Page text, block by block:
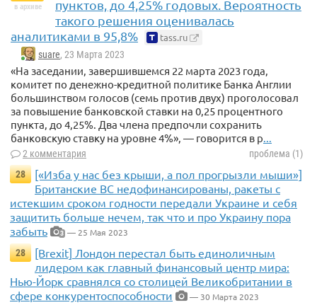
в архиве
пунктов, до 4,25% годовых. Вероятность
такого решения оценивалась
аналитиками в 95,8%
tass.ru
suare, 23 Марта 2023
«На заседании, завершившемся 22 марта 2023 года,
комитет по денежно-кредитной политике Банка Англии
большинством голосов (семь против двух) проголосовал
за повышение банковской ставки на 0,25 процентного
пункта, до 4,25%. Два члена предпочли сохранить
банковскую ставку на уровне 4%», — говорится в р...
2 комментария
проблема (1)
28
[«Изба у нас без крыши, а пол прогрызли мыши»]
Британские ВС недофинансированы, ракеты с
истекшим сроком годности передали Украине и себя
защитить больше нечем, так что и про Украину пора
забыть
3 — 25 Мая 2023
28
[Brexit] Лондон перестал быть единоличным
лидером как главный финансовый центр мира:
Нью-Йорк сравнялся со столицей Великобритании в
сфере конкурентоспособности
— 30 Марта 2023